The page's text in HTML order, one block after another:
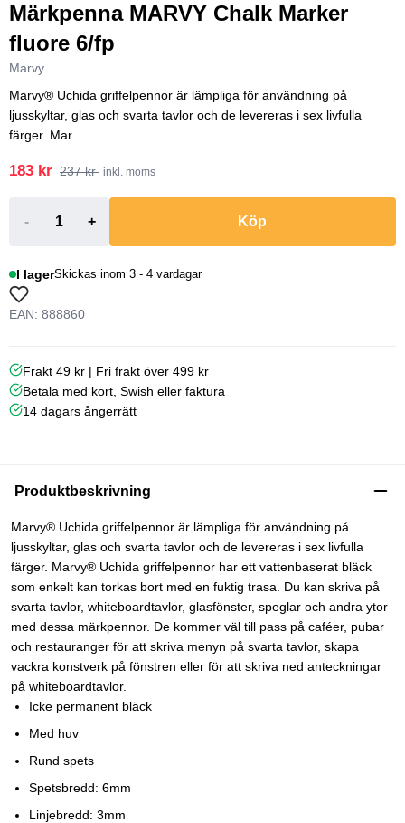
Märkpenna MARVY Chalk Marker
fluore 6/fp
Marvy
Marvy® Uchida griffelpennor är lämpliga för användning på
ljusskyltar, glas och svarta tavlor och de levereras i sex livfulla
färger. Mar...
183 kr 237 kr inkl. moms
- + Köp
I lagerSkickas inom 3 - 4 vardagar
EAN: 888860
Frakt 49 kr | Fri frakt över 499 kr
Betala med kort, Swish eller faktura
14 dagars ångerrätt
Produktbeskrivning
Marvy® Uchida griffelpennor är lämpliga för användning på
ljusskyltar, glas och svarta tavlor och de levereras i sex livfulla
färger. Marvy® Uchida griffelpennor har ett vattenbaserat bläck
som enkelt kan torkas bort med en fuktig trasa. Du kan skriva på
svarta tavlor, whiteboardtavlor, glasfönster, speglar och andra ytor
med dessa märkpennor. De kommer väl till pass på caféer, pubar
och restauranger för att skriva menyn på svarta tavlor, skapa
vackra konstverk på fönstren eller för att skriva ned anteckningar
på whiteboardtavlor.
Icke permanent bläck
Med huv
Rund spets
Spetsbredd: 6mm
Linjebredd: 3mm